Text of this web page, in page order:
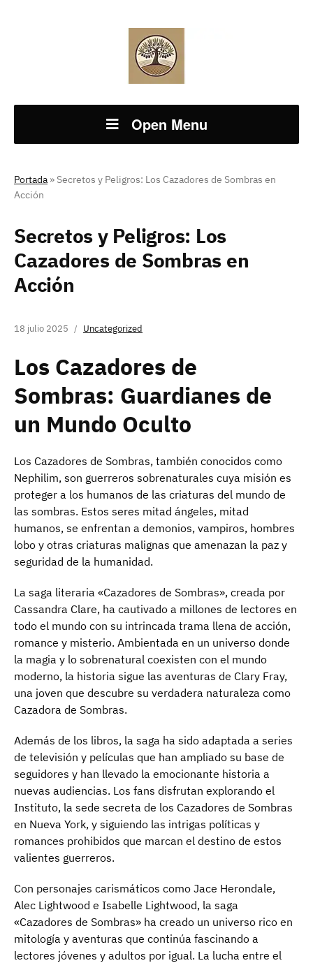
Open Menu
Portada » Secretos y Peligros: Los Cazadores de Sombras en
Acción
Secretos y Peligros: Los
Cazadores de Sombras en
Acción
18 julio 2025 Uncategorized
Los Cazadores de
Sombras: Guardianes de
un Mundo Oculto
Los Cazadores de Sombras, también conocidos como
Nephilim, son guerreros sobrenaturales cuya misión es
proteger a los humanos de las criaturas del mundo de
las sombras. Estos seres mitad ángeles, mitad
humanos, se enfrentan a demonios, vampiros, hombres
lobo y otras criaturas malignas que amenazan la paz y
seguridad de la humanidad.
La saga literaria «Cazadores de Sombras», creada por
Cassandra Clare, ha cautivado a millones de lectores en
todo el mundo con su intrincada trama llena de acción,
romance y misterio. Ambientada en un universo donde
la magia y lo sobrenatural coexisten con el mundo
moderno, la historia sigue las aventuras de Clary Fray,
una joven que descubre su verdadera naturaleza como
Cazadora de Sombras.
Además de los libros, la saga ha sido adaptada a series
de televisión y películas que han ampliado su base de
seguidores y han llevado la emocionante historia a
nuevas audiencias. Los fans disfrutan explorando el
Instituto, la sede secreta de los Cazadores de Sombras
en Nueva York, y siguiendo las intrigas políticas y
romances prohibidos que marcan el destino de estos
valientes guerreros.
Con personajes carismáticos como Jace Herondale,
Alec Lightwood e Isabelle Lightwood, la saga
«Cazadores de Sombras» ha creado un universo rico en
mitología y aventuras que continúa fascinando a
lectores jóvenes y adultos por igual. La lucha entre el